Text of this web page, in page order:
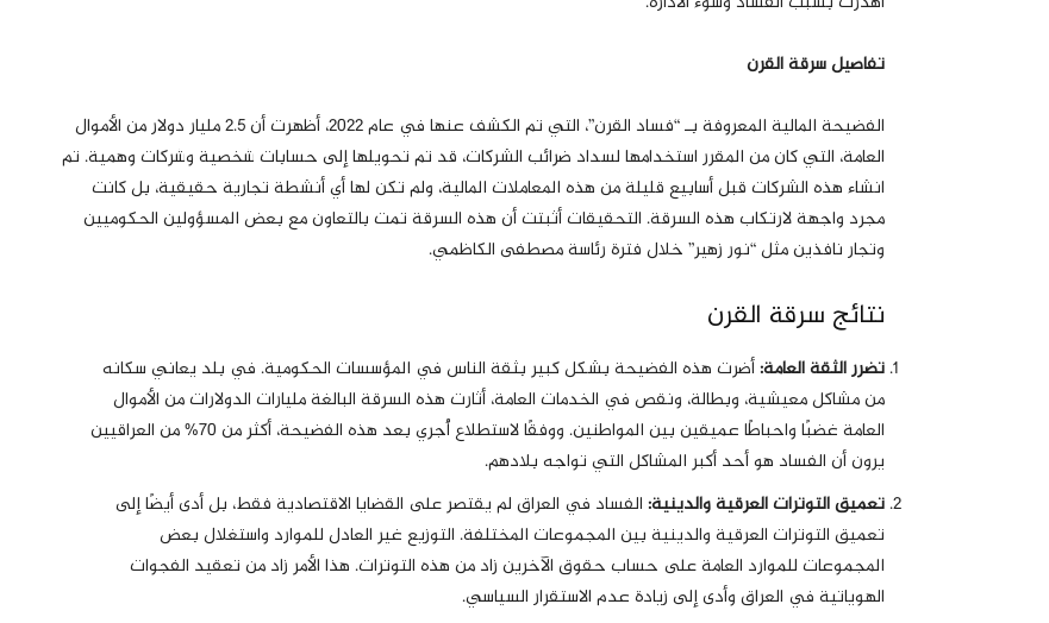
تفاصيل سرقة القرن
الفضيحة المالية المعروفة بـ “فساد القرن”، التي تم الكشف عنها في عام 2022، أظهرت أن 2.5 مليار دولار من الأموال
العامة، التي كان من المقرر استخدامها لسداد ضرائب الشركات، قد تم تحويلها إلى حسابات شخصية وشركات وهمية. تم
انشاء هذه الشركات قبل أسابيع قليلة من هذه المعاملات المالية، ولم تكن لها أي أنشطة تجارية حقيقية، بل كانت
مجرد واجهة لارتكاب هذه السرقة. التحقيقات أثبتت أن هذه السرقة تمت بالتعاون مع بعض المسؤولين الحكوميين
وتجار نافذين مثل “نور زهير” خلال فترة رئاسة مصطفى الكاظمي.
نتائج سرقة القرن
تضرر الثقة العامة:أضرت هذه الفضيحة بشكل كبير بثقة الناس في المؤسسات الحكومية. في بلد يعاني سكانه
من مشاكل معيشية، وبطالة، ونقص في الخدمات العامة، أثارت هذه السرقة البالغة مليارات الدولارات من الأموال
العامة غضبًا واحباطًا عميقين بين المواطنين. ووفقًا لاستطلاع أُجري بعد هذه الفضيحة، أكثر من 70% من العراقيين
يرون أن الفساد هو أحد أكبر المشاكل التي تواجه بلادهم.
تعميق التوترات العرقية والدينية: الفساد في العراق لم يقتصر على القضايا الاقتصادية فقط، بل أدى أيضًا إلى
تعميق التوترات العرقية والدينية بين المجموعات المختلفة. التوزيع غير العادل للموارد واستغلال بعض
المجموعات للموارد العامة على حساب حقوق الآخرين زاد من هذه التوترات. هذا الأمر زاد من تعقيد الفجوات
الهوياتية في العراق وأدى إلى زيادة عدم الاستقرار السياسي.